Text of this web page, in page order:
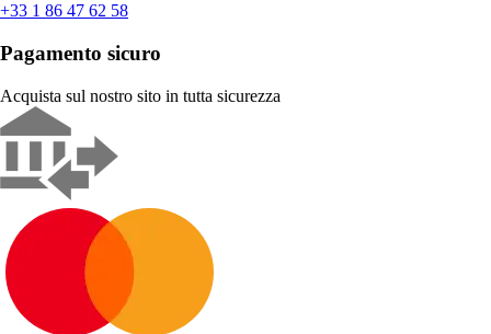
+33 1 86 47 62 58
Pagamento sicuro
Acquista sul nostro sito in tutta sicurezza